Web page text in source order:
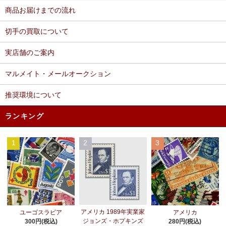
商品お届けまでの流れ
切手の買取について
実店舗のご案内
マルメイト・メールオークション
推奨環境について
ランキング
1
ユーゴスラビア
300円(税込)
2
アメリカ 1989年実業家
ジョンズ・ホプキンズ
3
アメリカ
280円(税込)